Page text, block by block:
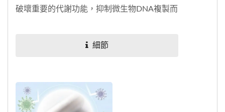
破壞重要的代謝功能，抑制微生物DNA複製而
細節